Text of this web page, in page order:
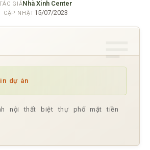
GIẢNhà Xinh Center
CẬP NHẬT15/07/2023
dự án
nội thất biệt thự phố mặt tiền